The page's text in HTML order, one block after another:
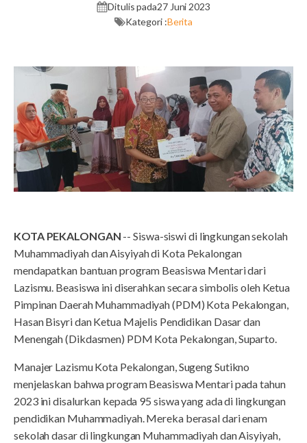
Ditulis pada27 Juni 2023
Kategori :Berita
KOTA PEKALONGAN -- Siswa-siswi di lingkungan sekolah
Muhammadiyah dan Aisyiyah di Kota Pekalongan
mendapatkan bantuan program Beasiswa Mentari dari
Lazismu. Beasiswa ini diserahkan secara simbolis oleh Ketua
Pimpinan Daerah Muhammadiyah (PDM) Kota Pekalongan,
Hasan Bisyri dan Ketua Majelis Pendidikan Dasar dan
Menengah (Dikdasmen) PDM Kota Pekalongan, Suparto.
Manajer Lazismu Kota Pekalongan, Sugeng Sutikno
menjelaskan bahwa program Beasiswa Mentari pada tahun
2023 ini disalurkan kepada 95 siswa yang ada di lingkungan
pendidikan Muhammadiyah. Mereka berasal dari enam
sekolah dasar di lingkungan Muhammadiyah dan Aisyiyah,